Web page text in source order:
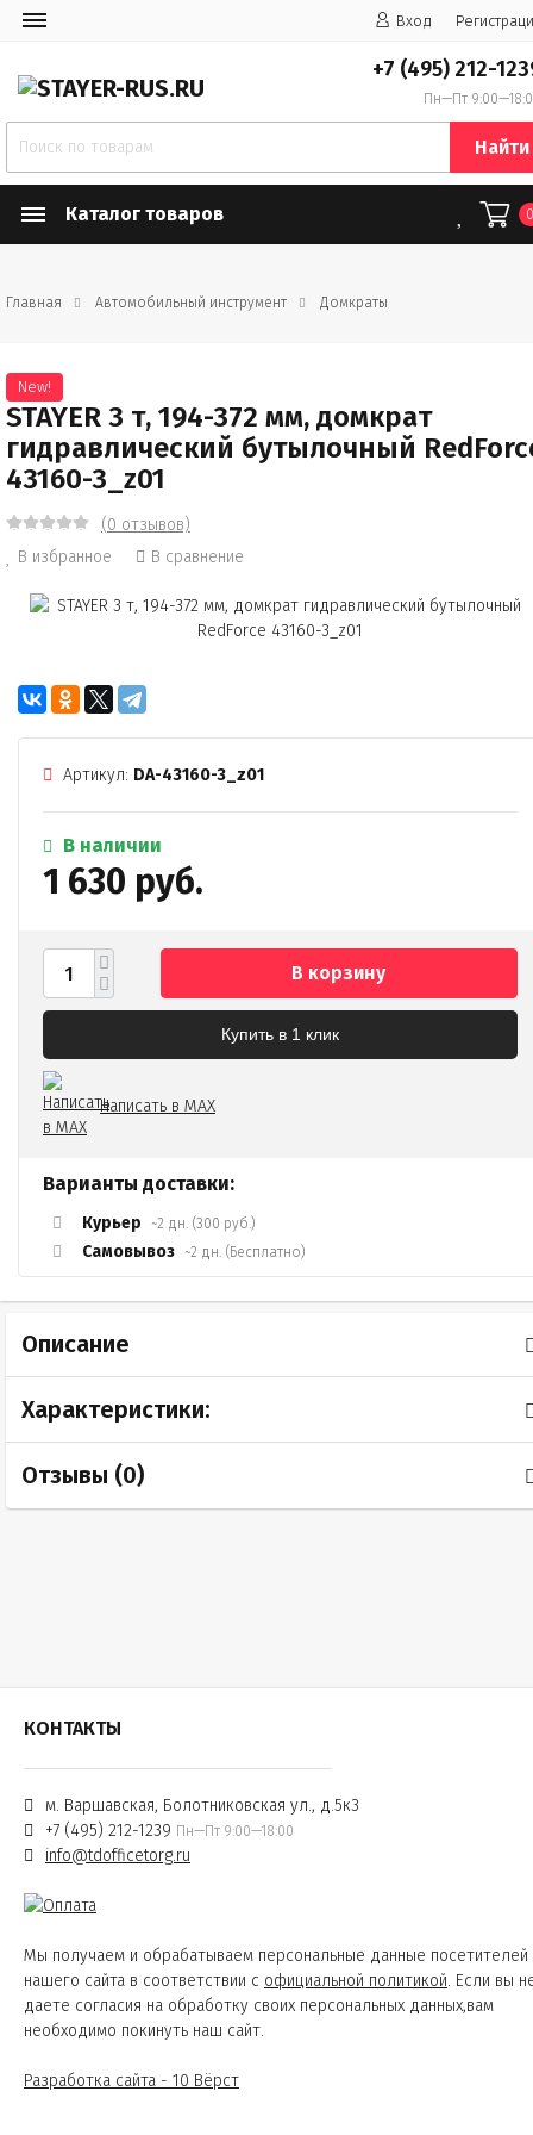
Вход
+7 (495) 212-
Пн—Пт
Найти
Каталог товаров
Главная Автомобильный инструмент Домкраты
New!
STAYER 3 т, 194-372 мм, домкрат
гидравлический бутылочный
43160-3_z01
(0 отзывов)
В избранное
В сравнение
Артикул: DA-43160-3_z01
В наличии
1 630 руб.
В корзину
Купить в 1 клик
Написать в MAX
Варианты доставки:
Курьер ~2 дн. (300 руб.)
Самовывоз ~2 дн. (Бесплатно)
Описание
Характеристики:
Отзывы (0)
КОНТАКТЫ
м. Варшавская, Болотниковская ул., д.5к3
+7 (495) 212-1239 Пн—Пт 9:00—18:00
info@tdofficetorg.ru
Мы получаем и обрабатываем персональные данные посетителей
нашего сайта в соответствии с официальной политикой. Если вы
даете согласия на обработку своих персональных данных,вам
необходимо покинуть наш сайт.
Разработка сайта - 10 Вёрст